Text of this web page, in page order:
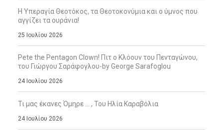
Η Υπεραγία Θεοτόκος, τα Θεοτοκονύμια και ο ύμνος που
αγγίζει τα ουράνια!
25 Ιουλίου 2026
Pete the Pentagon Clown! Πιτ ο Κλόουν του Πενταγώνου,
του Γιώργου Σαράφογλου-by George Sarafoglou
24 Ιουλίου 2026
Τι μας έκανες Όμηρε … , Του Ηλία Καραβόλια
24 Ιουλίου 2026